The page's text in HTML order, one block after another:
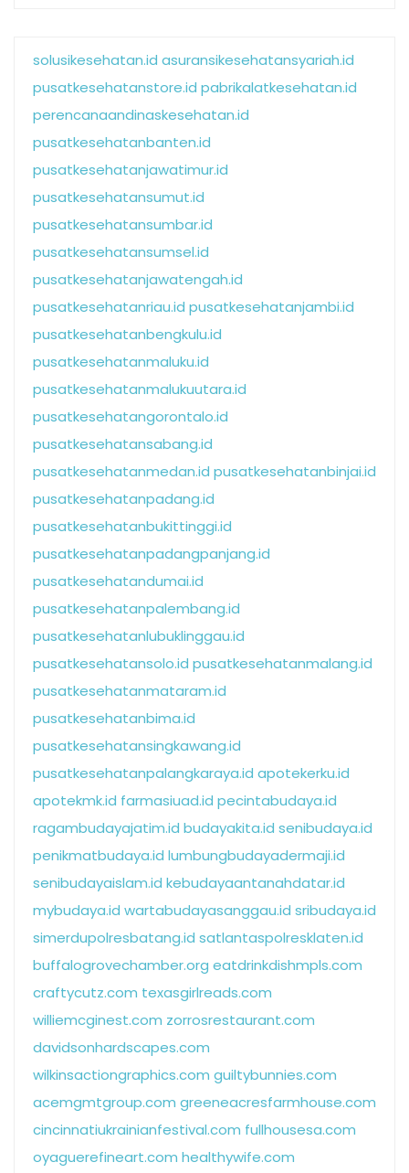
solusikesehatan.id asuransikesehatansyariah.id
pusatkesehatanstore.id pabrikalatkesehatan.id
perencanaandinaskesehatan.id
pusatkesehatanbanten.id
pusatkesehatanjawatimur.id
pusatkesehatansumut.id
pusatkesehatansumbar.id
pusatkesehatansumsel.id
pusatkesehatanjawatengah.id
pusatkesehatanriau.id pusatkesehatanjambi.id
pusatkesehatanbengkulu.id
pusatkesehatanmaluku.id
pusatkesehatanmalukuutara.id
pusatkesehatangorontalo.id
pusatkesehatansabang.id
pusatkesehatanmedan.id pusatkesehatanbinjai.id
pusatkesehatanpadang.id
pusatkesehatanbukittinggi.id
pusatkesehatanpadangpanjang.id
pusatkesehatandumai.id
pusatkesehatanpalembang.id
pusatkesehatanlubuklinggau.id
pusatkesehatansolo.id pusatkesehatanmalang.id
pusatkesehatanmataram.id
pusatkesehatanbima.id
pusatkesehatansingkawang.id
pusatkesehatanpalangkaraya.id apotekerku.id
apotekmk.id farmasiuad.id pecintabudaya.id
ragambudayajatim.id budayakita.id senibudaya.id
penikmatbudaya.id lumbungbudayadermaji.id
senibudayaislam.id kebudayaantanahdatar.id
mybudaya.id wartabudayasanggau.id sribudaya.id
simerdupolresbatang.id satlantaspolresklaten.id
buffalogrovechamber.org eatdrinkdishmpls.com
craftycutz.com texasgirlreads.com
williemcginest.com zorrosrestaurant.com
davidsonhardscapes.com
wilkinsactiongraphics.com guiltybunnies.com
acemgmtgroup.com greeneacresfarmhouse.com
cincinnatiukrainianfestival.com fullhousesa.com
oyaguerefineart.com healthywife.com